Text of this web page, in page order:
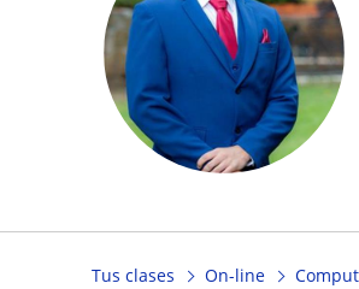
Tus clases On-line